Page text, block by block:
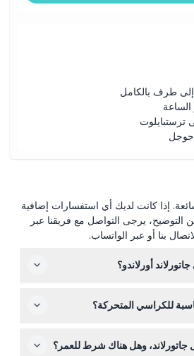
طرف بالكامل
إذا كانت لديك أي استفسارات إضافية
يرجى التواصل مع فريقنا عبر
بنا أو عبر الواتساب.
أورلاندو؟
عن الطقس، بما في ذلك العطلات (قد
للكراسي المتحركة؟
الحركية الاستمتاع بالحديقة.
وهل هناك شرط للعمر؟